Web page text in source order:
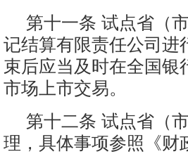
第十一条 试点省（
记结算有限责任公司进
束后应当及时在全国银
市场上市交易。
第十二条 试点省（
理，具体事项参照《财